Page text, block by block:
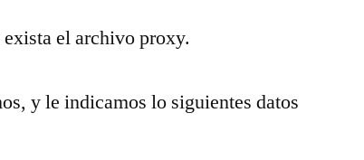
el archivo proxy.
y le indicamos lo siguientes datos